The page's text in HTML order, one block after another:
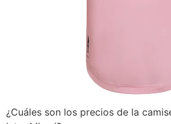
¿Cuáles son los precios de la